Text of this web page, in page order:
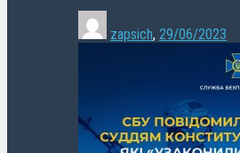
zapsich, 29/06/2023